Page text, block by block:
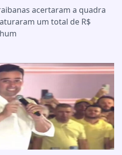
acertaram a quadra
um total de R$